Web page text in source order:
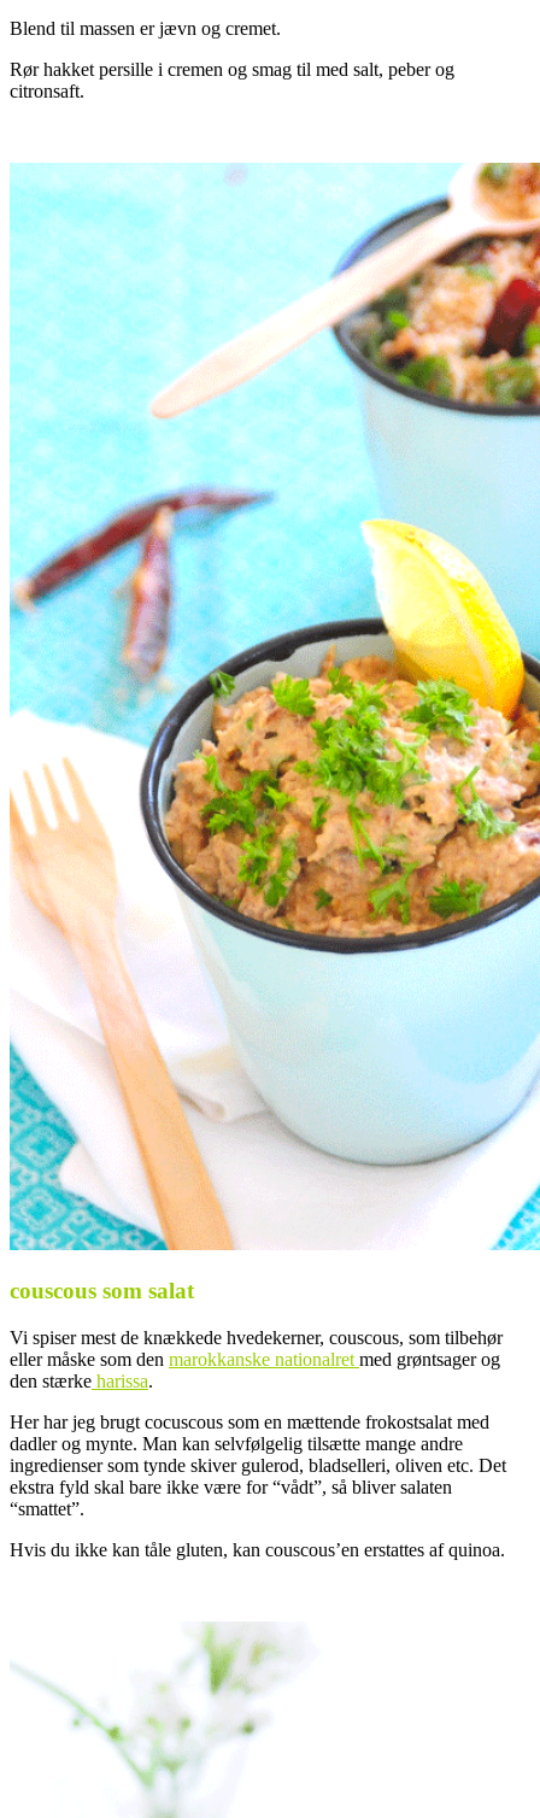
Blend til massen er jævn og cremet.
Rør hakket persille i cremen og smag til med salt, peber og
citronsaft.
couscous som salat
Vi spiser mest de knækkede hvedekerner, couscous, som tilbehør
eller måske som den marokkanske nationalret med grøntsager og
den stærke harissa.
Her har jeg brugt cocuscous som en mættende frokostsalat med
dadler og mynte. Man kan selvfølgelig tilsætte mange andre
ingredienser som tynde skiver gulerod, bladselleri, oliven etc. Det
ekstra fyld skal bare ikke være for “vådt”, så bliver salaten
“smattet”.
Hvis du ikke kan tåle gluten, kan couscous’en erstattes af quinoa.